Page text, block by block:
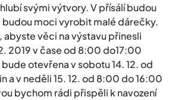
svými výtvory. V přísálí budou
moci vyrobit malé dárečky.
abyste věci na výstavu přinesli
2019 v čase od 8:00 do17:00
otevřena v sobotu 14. 12. od
a v neděli 15. 12. od 8:00 do 16:00
bychom rádi přispěli k navození